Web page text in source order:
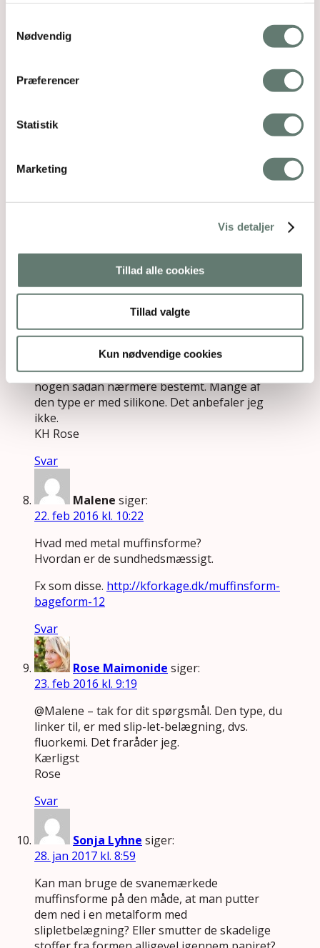
Nødvendig
Præferencer
Statistik
Marketing
Vis detaljer
Tillad alle cookies
Tillad valgte
Kun nødvendige cookies
14. okt 2012 kl. 5:30
@Tina, jeg kender desværre ikke
Tupperwares produkter.
danske webside, og deres internationale side
KH Rose
6. sep 2013 kl. 14:10
Svar
rebeccasiger:
@Thea – det kommer an på, hvad det er for
nogen sådan nærmere bestemt. Mange af
den type er med silikone. Det anbefaler jeg
ikke.
KH Rose
Svar
Malene siger:
22. feb 2016 kl. 10:22
Hvad med metal muffinsforme?
Hvordan er de sundhedsmæssigt.
Fx som disse. http://kforkage.dk/muffinsform-
bageform-12
Svar
Rose Maimonide siger:
23. feb 2016 kl. 9:19
@Malene – tak for dit spørgsmål. Den type, du
linker til, er med slip-let-belægning, dvs.
fluorkemi. Det fraråder jeg.
Kærligst
Rose
Svar
Sonja Lyhne siger:
28. jan 2017 kl. 8:59
Kan man bruge de svanemærkede
muffinsforme på den måde, at man putter
dem ned i en metalform med
slipletbelægning? Eller smutter de skadelige